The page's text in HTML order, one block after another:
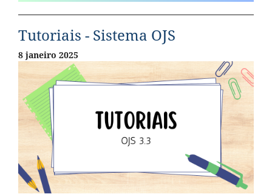
Tutoriais - Sistema OJS
8 janeiro 2025